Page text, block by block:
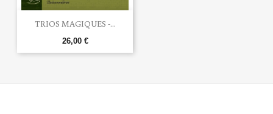
TRIOS MAGIQUES -...
26,00 €